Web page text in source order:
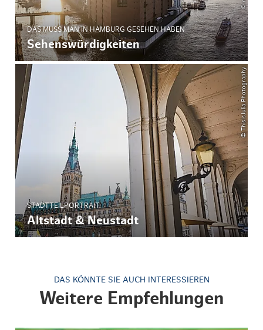
DAS MUSS MAN IN HAMBURG GESEHEN HABEN
Sehenswürdigkeiten
© ThisIsJulia Photography
STADTTEILPORTRAIT
Altstadt & Neustadt
DAS KÖNNTE SIE AUCH INTERESSIEREN
Weitere Empfehlungen